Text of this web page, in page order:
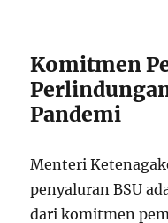
Komitmen
Pandemi
Menteri
penyaluran BSU
dari komitmen